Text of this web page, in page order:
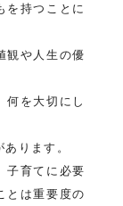
を持つことに
観や人生の優
何を大切にし
ります。
子育てに必要
とは重要度の